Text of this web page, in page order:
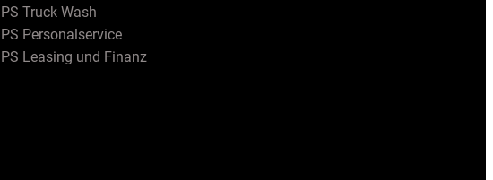
PS Truck Wash
PS Personalservice
PS Leasing und Finanz